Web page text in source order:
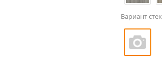
Вариант